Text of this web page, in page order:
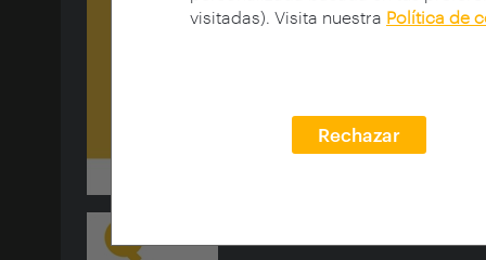
visitadas). Visita nuestra Política de
Rechazar